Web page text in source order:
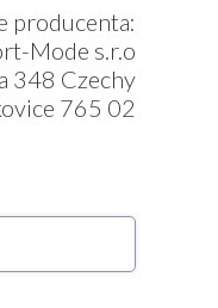
producenta:
Mode s.r.o
348 Czechy
765 02